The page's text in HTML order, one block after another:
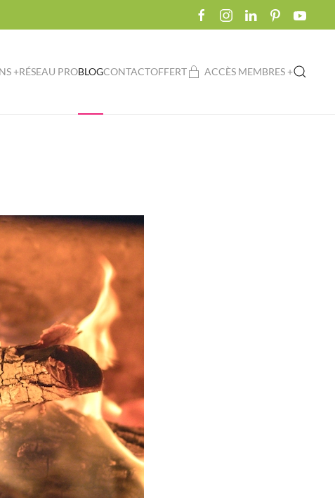
+RÉSEAU PROBLOGCONTACTOFFERT ACCÈS MEMBRES +